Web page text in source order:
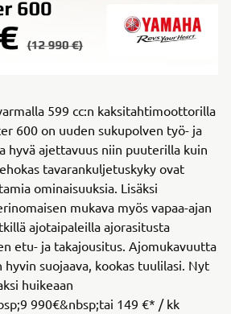
599 cc:n kaksitahtimoottorilla
600 on uuden sukupolven työ- ja
hyvä ajettavuus niin puuterilla kuin
tavarankuljetuskyky ovat
ominaisuuksia. Lisäksi
mukava myös vapaa-ajan
ajotaipaleilla ajorasitusta
etu- ja takajousitus. Ajomukavuutta
hyvin suojaava, kookas tuulilasi. Nyt
huikeaan
990€&nbsp;tai 149 €* / kk